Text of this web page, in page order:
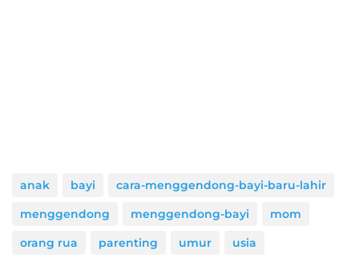
anak bayi
cara-menggendong-bayi-baru-lahir
menggendong
menggendong-bayi
mom
orang rua
parenting umur usia